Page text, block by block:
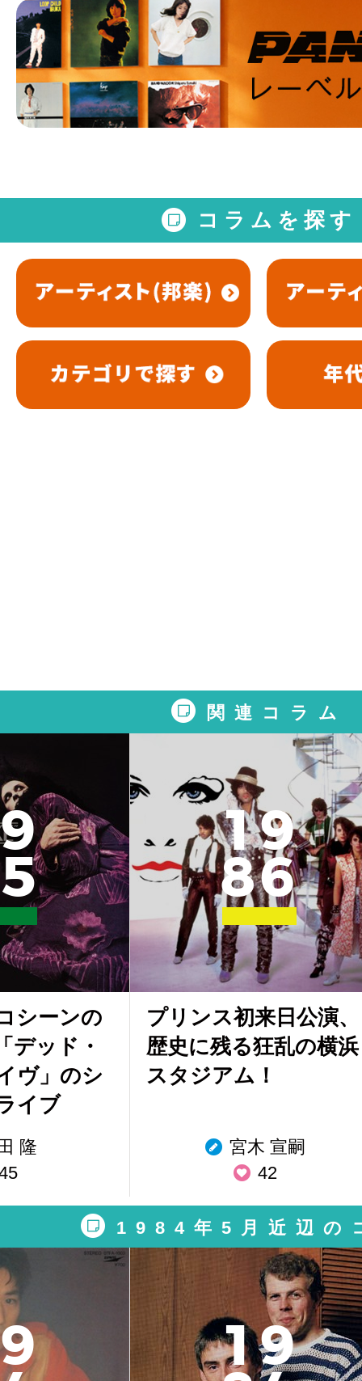
コラムを探す
関連コラム
9
5
シーンの
デッド・
ヴ」のシ
イブ
隆
19
86
プリンス初来日公演、
歴史に残る狂乱の横浜
スタジアム！
宮木 宣嗣
42
1984年5月近辺の
9
19